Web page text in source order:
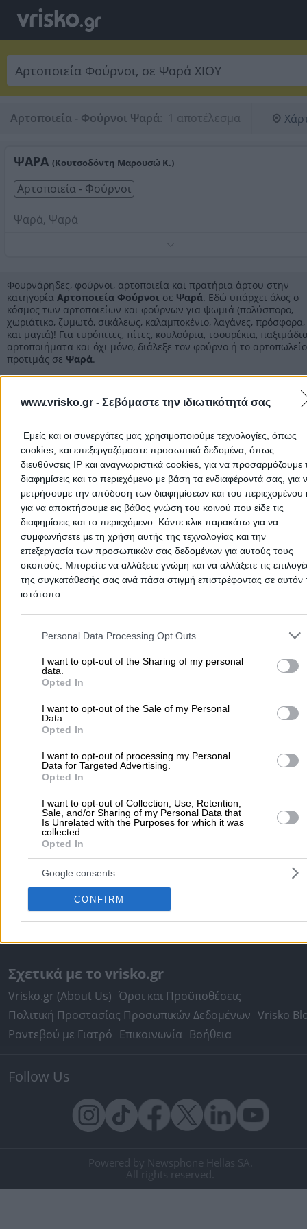
www.vrisko.gr - Σεβόμαστε την ιδιωτικότητά σας
Εμείς και οι συνεργάτες μας χρησιμοποιούμε τεχνολογίες, όπως
cookies, και επεξεργαζόμαστε προσωπικά δεδομένα, όπως
διευθύνσεις IP και αναγνωριστικά cookies, για να προσαρμόζουμε
διαφημίσεις και το περιεχόμενο με βάση τα ενδιαφέροντά σας, για
μετρήσουμε την απόδοση των διαφημίσεων και του περιεχομένου
για να αποκτήσουμε εις βάθος γνώση του κοινού που είδε τις
διαφημίσεις και το περιεχόμενο. Κάντε κλικ παρακάτω για να
συμφωνήσετε με τη χρήση αυτής της τεχνολογίας και την
επεξεργασία των προσωπικών σας δεδομένων για αυτούς τους
σκοπούς. Μπορείτε να αλλάξετε γνώμη και να αλλάξετε τις
της συγκατάθεσής σας ανά πάσα στιγμή επιστρέφοντας σε αυτόν
ιστότοπο.
Please note that this website/app uses one or more Google
and may gather and store information including but not limited to
to Google and its third-party tags to use your data for below
purposes in below Google consent section.
Personal Data Processing Opt Outs
I want to opt-out of the Sharing of my personal
data.
Opted In
I want to opt-out of the Sale of my Personal
Data.
Opted In
I want to opt-out of processing my Personal
Data for Targeted Advertising.
Opted In
I want to opt-out of Collection, Use, Retention,
Sale, and/or Sharing of my Personal Data that
Is Unrelated with the Purposes for which it was
collected.
Opted In
Google consents
CONFIRM
Αρτοποιεία - Φούρνοι Ψαρά: 1 αποτέλεσμα
ΨΑΡΑ (Κουτσοδόντη Μαρουσώ Κ.)
Αρτοποιεία - Φούρνοι
Ψαρά, Ψαρά
Φουρνάρηδες, φούρνοι, αρτοποιεία και πρατήρια άρτου στην
κατηγορία Αρτοποιεία Φούρνοι σε Ψαρά. Εδώ υπάρχει όλος ο
κόσμος των αρτοποιείων και φούρνων για ψωμιά (πολύσπορο,
χωριάτικο, ζυμωτό, σικάλεως, καλαμποκένιο, λαγάνες,
και μαγιά)! Για τυρόπιτες, πίτες, κουλούρια, τσουρέκια,
αρτοποιήματα και όχι μόνο, διάλεξε τον φούρνο ή το
προτιμάς σε Ψαρά.
Αρτοποιεία Φούρνοι Χίου
Αρχική Νομός ΧΙΟΥ Ψαρά Τρόφιμα Αρτοποιεία - Φούρνοι
Δημοφιλείς Αναζητήσεις
Μετακομίσεις & Μεταφορές Κλειδιά & Κλειδαριές
Ψυχολόγοι Παιδικοί Σταθμοί Οδοντίατροι
Συνεργεία Αυτοκινήτων
Υδραυλικοί - Υδραυλικές Εγκαταστάσεις
περισσότερα >>
Θεσσαλονίκη Πάτρα Λάρισα Ηράκλειο
Περιστέρι Καβάλα
Πειραιάς Κέρκυρα Χανιά Καλαμάτα
περισσότερα >>
Χρήσιμα Σήμερα
Εφημερίες Φαρμακείων
Τιμές Καυσίμων Ταχυδρομικοί Κώδικες Στοιχεία Α.Φ.Μ.
Δρομολόγια Πλοίων Θέατρο Σινεμά Χάρτες
Υπηρεσίες Προβολής
Διαφημιστείτε στο Vrisko.gr
Υπηρεσίες Digital Marketing
Κατασκευή Website Κατασκευή eshop
Μηχανές Αναζήτησης Βελτιστοποίηση SEO
Σχετικά με το vrisko.gr
Vrisko.gr (About Us) Όροι και Προϋποθέσεις
Πολιτική Προστασίας Προσωπικών Δεδομένων Vrisko
Ραντεβού με Γιατρό Επικοινωνία Βοήθεια
Follow Us
Powered by Newsphone Hellas SA.
All rights reserved.